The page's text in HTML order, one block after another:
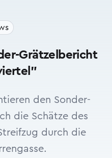
Grätzelbericht
den Sonder-
die Schätze des
durch die